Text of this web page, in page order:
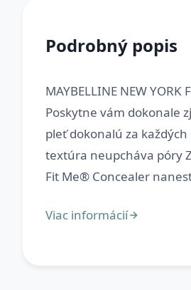
Podrobný popis
MAYBELLINE NEW
Poskytne vám dokonale
pleť dokonalú za
textúra neupcháva póry